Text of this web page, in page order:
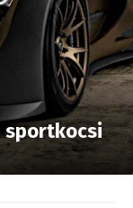
sportkocsi